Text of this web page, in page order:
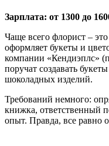
Зарплата: от 1300 до
Чаще всего флорист –
оформляет букеты и
компании «Кендиэплс»
поручат создавать
шоколадных изделий.
Требований немного:
книжка, ответственный
опыт. Правда, все равно